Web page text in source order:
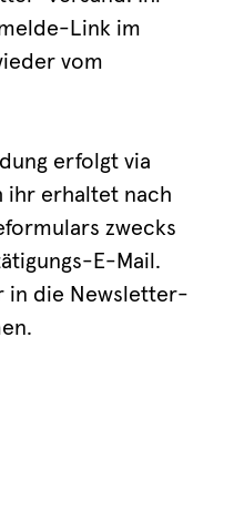
Link im
vom
erfolgt via
ihr erhaltet nach
zwecks
E-Mail.
in die Newsletter-